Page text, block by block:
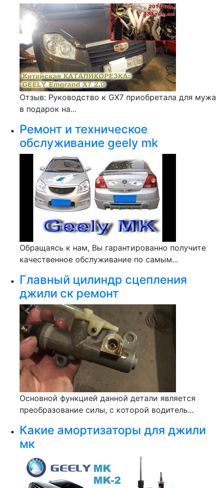
Отзыв: Руководство к GX7 приобретала для мужа
в подарок на...
Ремонт и техническое
обслуживание geely mk
Обращаясь к нам, Вы гарантированно получите
качественное обслуживание по самым...
Главный цилиндр сцепления
джили ск ремонт
Основной функцией данной детали является
преобразование силы, с которой водитель...
Какие амортизаторы для джили
мк